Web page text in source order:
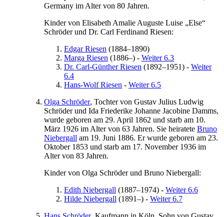
Germany im Alter von 80 Jahren.
Kinder von Elisabeth Amalie Auguste Luise „Else“
Schröderund Dr. Carl Ferdinand Riesen:
EdgarRiesen (1884–1890)
Marga Riesen (1886–) - Weiter 6.3
Dr. Carl-GüntherRiesen (1892–1951) - Weiter
6.4
Hans-WolfRiesen - Weiter 6.5
Olga Schröder, Tochter von Gustav Julius Ludwig
Schröderund Ida Friederike Johanne Jacobine Damms,
wurde geboren am 29. April 1862 und starb am 10.
März 1926 im Alter von 63 Jahren. Sie heiratete Bruno
Niebergall am 19. Juni 1886. Er wurde geboren am 23.
Oktober 1853 und starb am 17. November 1936 im
Alter von 83 Jahren.
Kinder von Olga Schröderund Bruno Niebergall:
Edith Niebergall (1887–1974) - Weiter 6.6
Hilde Niebergall (1891–) - Weiter 6.7